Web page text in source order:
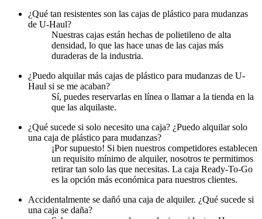
¿Qué tan resistentes son las cajas de plástico para mudanzas
de U-Haul?
Nuestras cajas están hechas de polietileno de alta
densidad, lo que las hace unas de las cajas más
duraderas de la industria.
¿Puedo alquilar más cajas de plástico para mudanzas de U-
Haul si se me acaban?
Sí, puedes reservarlas en línea o llamar a la tienda en la
que las alquilaste.
¿Qué sucede si solo necesito una caja? ¿Puedo alquilar solo
una caja de plástico para mudanzas?
¡Por supuesto! Si bien nuestros competidores establecen
un requisito mínimo de alquiler, nosotros te permitimos
retirar tan solo las que necesitas. La caja Ready-To-Go
es la opción más económica para nuestros clientes.
Accidentalmente se dañó una caja de alquiler. ¿Qué sucede si
una caja se daña?